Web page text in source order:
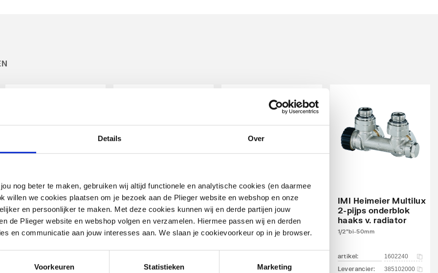
Details Over
nog beter te maken, gebruiken wij altijd functionele en analytische cookies (en daarmee
willen we cookies plaatsen om je bezoek aan de Plieger website en webshop en onze
en persoonlijker te maken. Met deze cookies kunnen wij en derde partijen jouw
de Plieger website en webshop volgen en verzamelen. Hiermee passen wij en derden
en communicatie aan jouw interesses aan. We slaan je cookievoorkeur op in je browser.
Voorkeuren Statistieken Marketing
gastec tape
12mmx12mx0.1mm
Leverancier: TTA02185
Demeta radiator
aftapper m. O-ring
vernikkeld
1/2" bu
Leverancier: 0043
designonderblok voor
designradiatoren
recht en haaks
1/2"xM24 | Kvs = 0,49 m3/h |
Chroom
IMI Heimeier Multilux
2-pijps onderblok
haaks v. radiator
1/2"bi-50mm
artikel: 1602240
Leverancier: 385102000